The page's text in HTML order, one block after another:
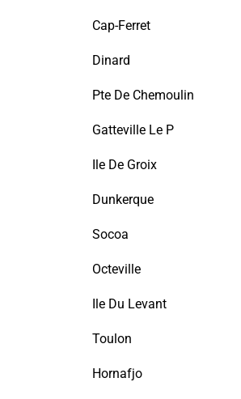
Cap-Ferret
Dinard
Pte De Chemoulin
Gatteville Le P
Ile De Groix
Dunkerque
Socoa
Octeville
Ile Du Levant
Toulon
Hornafjo